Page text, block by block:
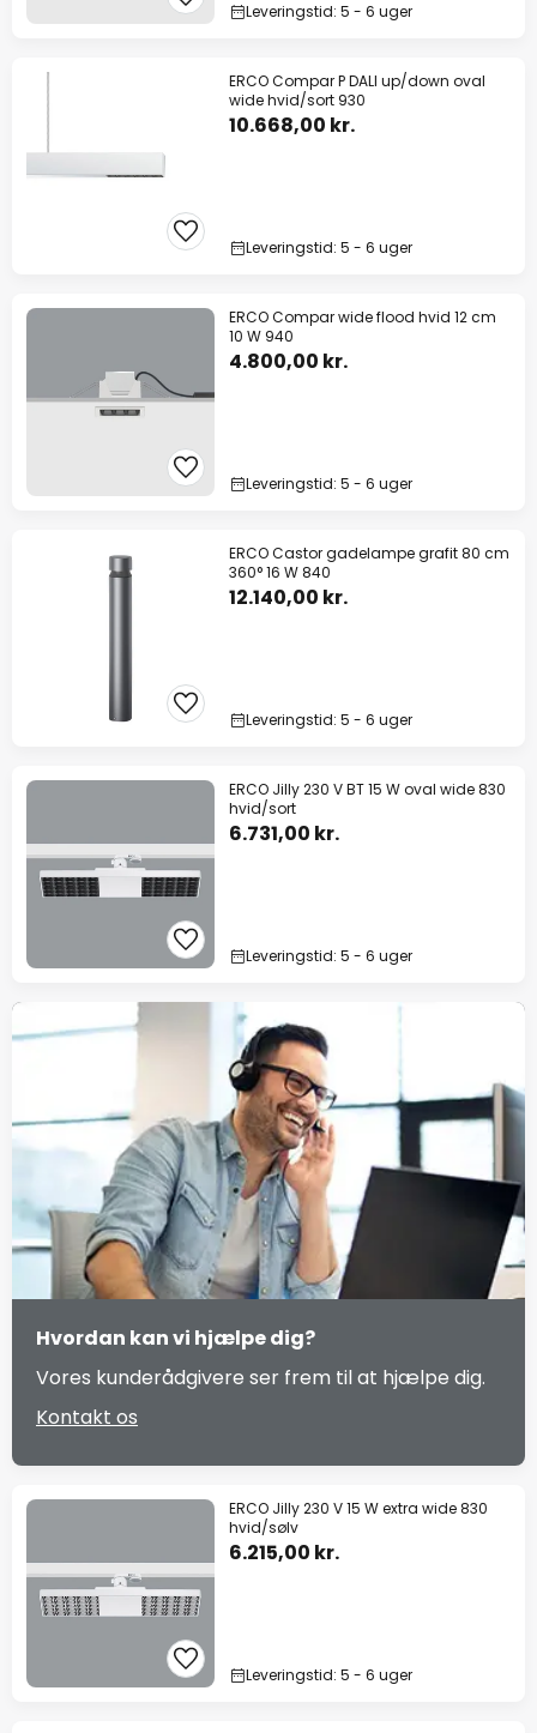
Leveringstid: 5 - 6 uger
ERCO Compar P DALI up/down oval
wide hvid/sort 930
10.668,00 kr.
Leveringstid: 5 - 6 uger
ERCO Compar wide flood hvid 12 cm
10 W 940
4.800,00 kr.
Leveringstid: 5 - 6 uger
ERCO Castor gadelampe grafit 80 cm
360° 16 W 840
12.140,00 kr.
Leveringstid: 5 - 6 uger
ERCO Jilly 230 V BT 15 W oval wide 830
hvid/sort
6.731,00 kr.
Leveringstid: 5 - 6 uger
Hvordan kan vi hjælpe dig?
Vores kunderådgivere ser frem til at hjælpe dig.
Kontakt os
ERCO Jilly 230 V 15 W extra wide 830
hvid/sølv
6.215,00 kr.
Leveringstid: 5 - 6 uger